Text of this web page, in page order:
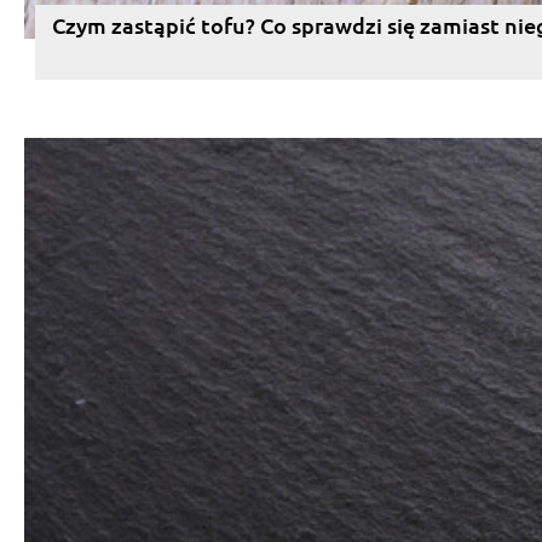
Czym zastąpić tofu? Co sprawdzi się zamiast